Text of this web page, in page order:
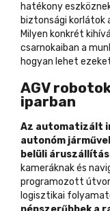
hatékony
biztonsági korlátok
Milyen konkrét
csarnokaiban a
hogyan lehet
AGV
iparban
Az automatizált
autonóm
belüli
kameráknak és
programozott
logisztikai